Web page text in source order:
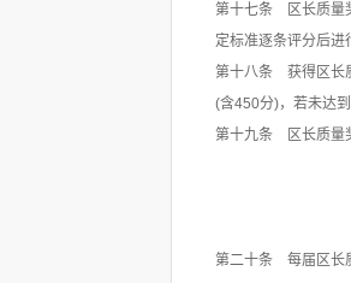
第十七条 区长质量
定标准逐条评分后进
第十八条 获得区长
(含450分)，若未达
第十九条 区长质量
第二十条 每届区长